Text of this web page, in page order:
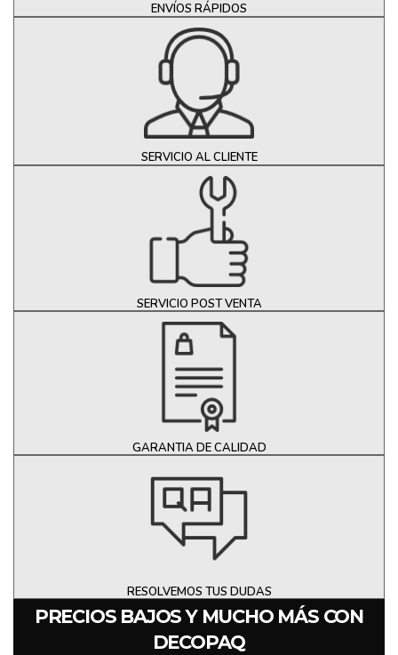
ENVÍOS RÁPIDOS
SERVICIO AL CLIENTE
SERVICIO POST VENTA
GARANTIA DE CALIDAD
RESOLVEMOS TUS DUDAS
PRECIOS BAJOS Y MUCHO MÁS CON
DECOPAQ